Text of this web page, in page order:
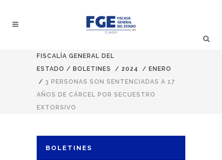
FISCALÍA GENERAL DEL
ESTADO / BOLETINES / 2024 / ENERO
/ 3 PERSONAS SON SENTENCIADAS A 17
AÑOS DE CÁRCEL POR SECUESTRO
EXTORSIVO
BOLETINES